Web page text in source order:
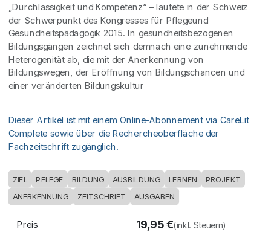
„Durchlässigkeit und Kompetenz“ – lautete in der Schweiz
der Schwerpunkt des Kongresses für Pflegeund
Gesundheitspädagogik 2015. In gesundheitsbezogenen
Bildungsgängen zeichnet sich demnach eine zunehmende
Heterogenität ab, die mit der Anerkennung von
Bildungswegen, der Eröffnung von Bildungschancen und
einer veränderten Bildungskultur
Dieser Artikel ist mit einem Online-Abonnement via CareLit
Complete sowie über die Rechercheoberfläche der
Fachzeitschrift zugänglich.
ZIEL PFLEGE BILDUNG AUSBILDUNG LERNEN PROJEKT
ANERKENNUNG ZEITSCHRIFT AUSGABEN
Preis 19,95€(inkl. Steuern)